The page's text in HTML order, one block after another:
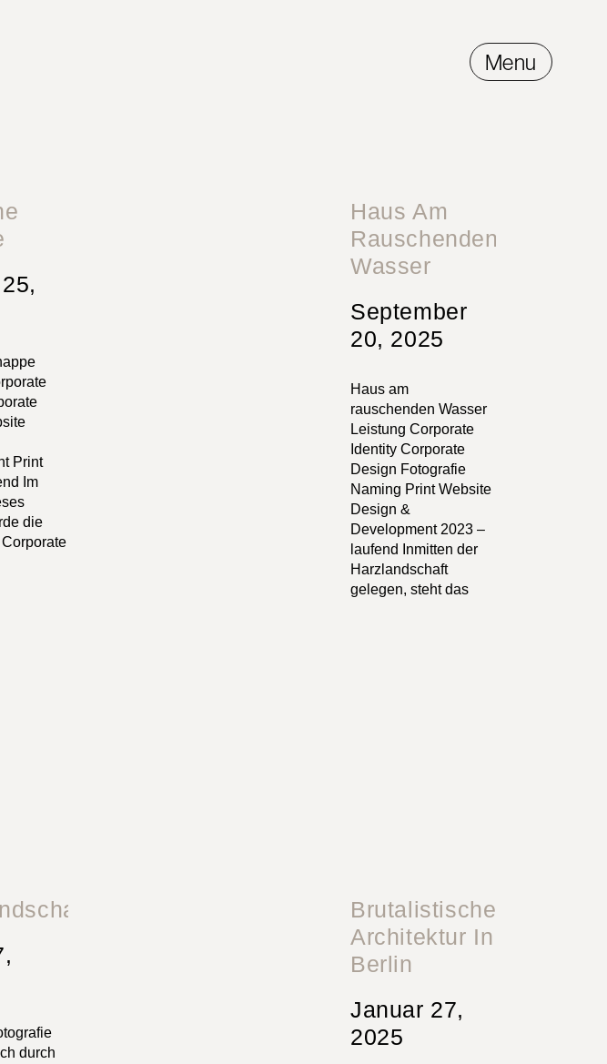
Menu
Print
Im
die
Haus Am
Rauschenden
Wasser
September
20, 2025
Haus am
rauschenden Wasser
Leistung Corporate
Identity Corporate
Design Fotografie
Naming Print Website
Design &
Development 2023 –
laufend Inmitten der
Harzlandschaft
gelegen, steht das
durch
Brutalistische
Architektur In
Berlin
Januar 27,
2025